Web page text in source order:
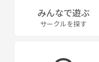
みんなで遊ぶ
サークルを探す